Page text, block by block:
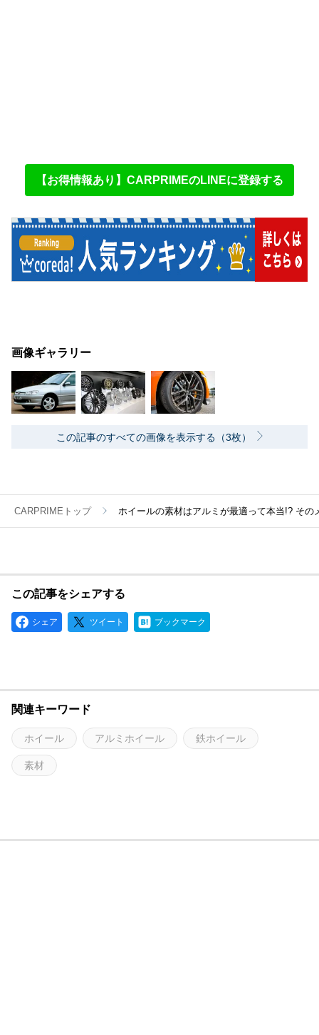
【お得情報あり】CARPRIMEのLINEに登録する
画像ギャラリー
この記事のすべての画像を表示する（3枚）
CARPRIMEトップ ホイールの素材はアルミが最適って本当!? その
この記事をシェアする
シェア ツイート ブックマーク
関連キーワード
ホイール アルミホイール 鉄ホイール
素材